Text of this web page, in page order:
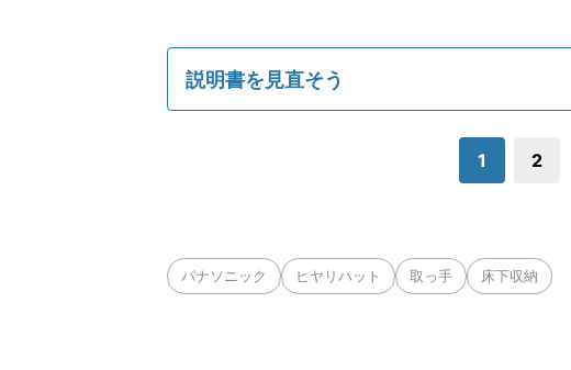
説明書を見直そう
1 2
パナソニック ヒヤリハット 取っ手 床下収納